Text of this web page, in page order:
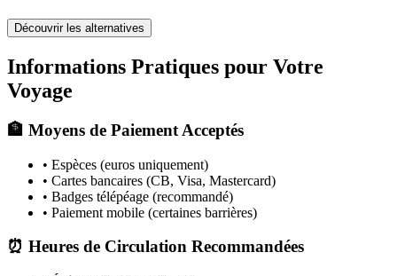
Découvrir les alternatives
Informations Pratiques pour Votre
Voyage
🏦 Moyens de Paiement Acceptés
• Espèces (euros uniquement)
• Cartes bancaires (CB, Visa, Mastercard)
• Badges télépéage (recommandé)
• Paiement mobile (certaines barrières)
⏰ Heures de Circulation Recommandées